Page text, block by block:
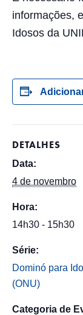
informações,
Idosos da
DETALHES
Data:
4 de novembro
Hora:
14h30 - 15h30
Série:
Dominó para
(ONU)
Categoria de